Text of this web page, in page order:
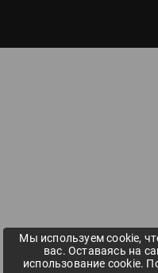
Мы используем cookie,
вас. Оставаясь на
использование cookie.